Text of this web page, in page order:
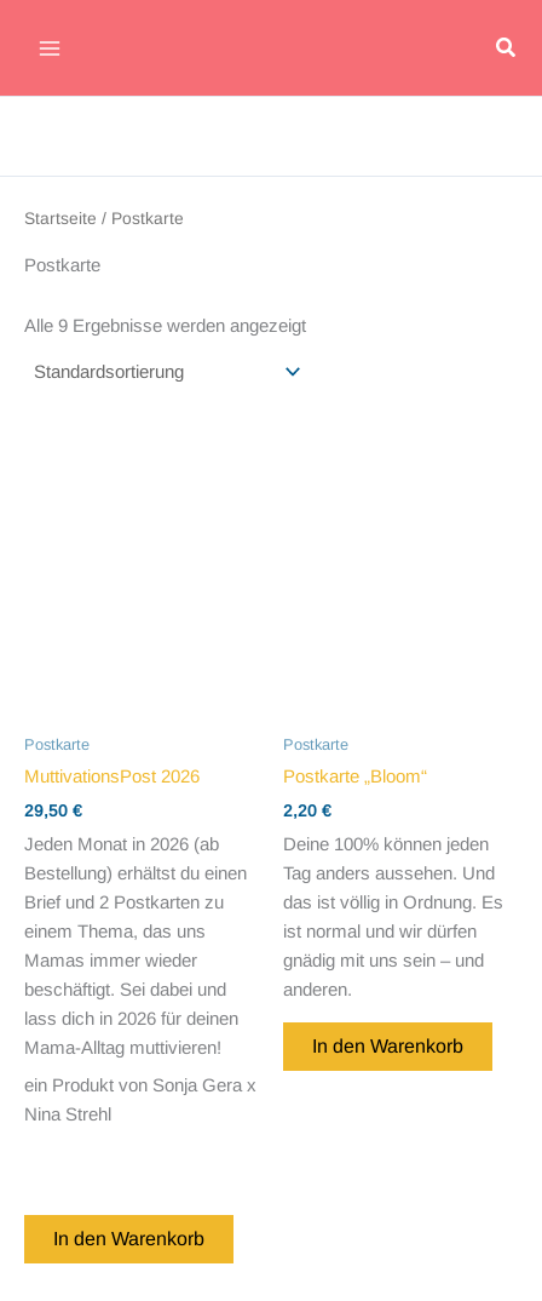
Inhalt
Startseite / Postkarte
Postkarte
Alle 9 Ergebnisse werden angezeigt
Postkarte
MuttivationsPost 2026
29,50 €
Jeden Monat in 2026 (ab
Bestellung) erhältst du einen
Brief und 2 Postkarten zu
einem Thema, das uns
Mamas immer wieder
beschäftigt. Sei dabei und
lass dich in 2026 für deinen
Mama-Alltag muttivieren!
ein Produkt von Sonja Gera x
Nina Strehl
In den Warenkorb
Postkarte
Postkarte „Bloom“
2,20 €
Deine 100% können jeden
Tag anders aussehen. Und
das ist völlig in Ordnung. Es
ist normal und wir dürfen
gnädig mit uns sein – und
anderen.
In den Warenkorb